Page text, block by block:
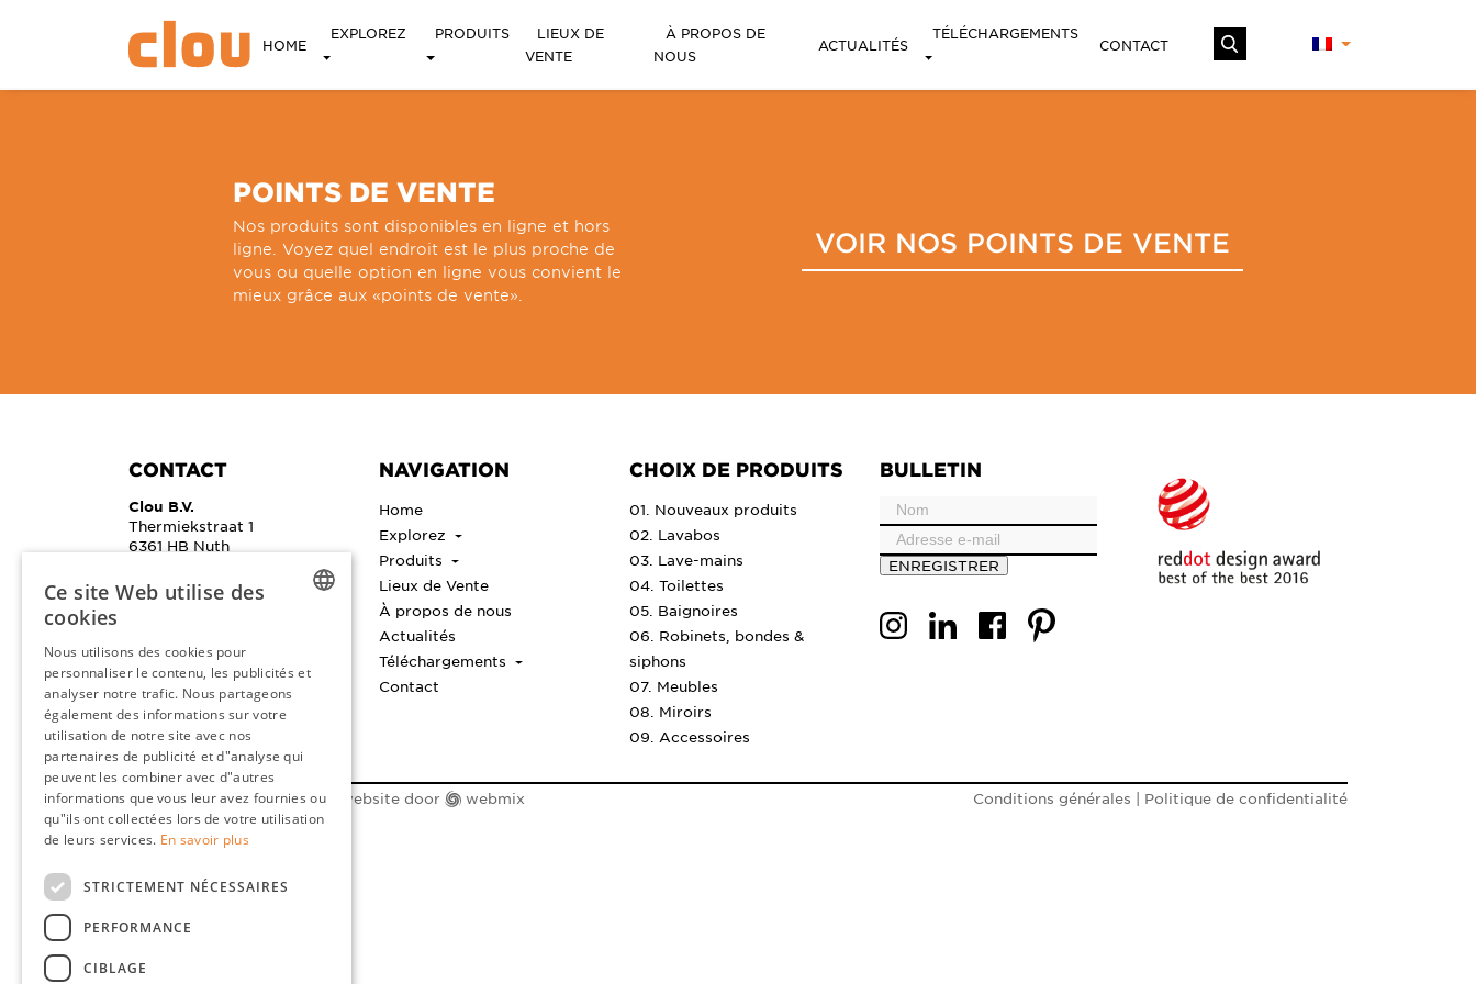
HOME
EXPLOREZ PRODUITS
LIEUX DE
VENTE
À PROPOS DE
NOUS
ACTUALITÉS
TÉLÉCHARGEMENTS
CONTACT
POINTS DE VENTE
Nos produits sont disponibles en ligne et hors
ligne. Voyez quel endroit est le plus proche de
vous ou quelle option en ligne vous convient le
mieux grâce aux «points de vente».
VOIR NOS POINTS DE VENTE
CONTACT
Clou B.V.
Thermiekstraat 1
6361 HB Nuth
Pas de salle d'exposition
info@clou.nl
Horaires d'ouvertures
Lundi au vendredi de 8h30 à
17h00
NAVIGATION
Home
Explorez
Produits
Lieux de Vente
À propos de nous
Actualités
Téléchargements
Contact
CHOIX DE PRODUITS
01. Nouveaux produits
02. Lavabos
03. Lave-mains
04. Toilettes
05. Baignoires
06. Robinets, bondes &
siphons
07. Meubles
08. Miroirs
09. Accessoires
BULLETIN
ENREGISTRER
© 2026 Clou BV |Maatwerk website door webmix Conditions générales | Politique de confidentialité
ENGLISH
FRENCH
GERMAN
Ce site Web utilise des
cookies
Nous utilisons des cookies pour
personnaliser le contenu, les publicités et
analyser notre trafic. Nous partageons
également des informations sur votre
utilisation de notre site avec nos
partenaires de publicité et d"analyse qui
peuvent les combiner avec d"autres
informations que vous leur avez fournies ou
qu"ils ont collectées lors de votre utilisation
de leurs services. En savoir plus
STRICTEMENT NÉCESSAIRES
PERFORMANCE
CIBLAGE